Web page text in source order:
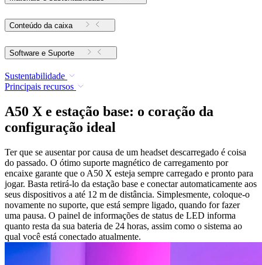
Conteúdo da caixa
Software e Suporte
Sustentabilidade
Principais recursos
A50 X e estação base: o coração da
configuração ideal
Ter que se ausentar por causa de um headset descarregado é coisa
do passado. O ótimo suporte magnético de carregamento por
encaixe garante que o A50 X esteja sempre carregado e pronto para
jogar. Basta retirá-lo da estação base e conectar automaticamente aos
seus dispositivos a até 12 m de distância. Simplesmente, coloque-o
novamente no suporte, que está sempre ligado, quando for fazer
uma pausa. O painel de informações de status de LED informa
quanto resta da sua bateria de 24 horas, assim como o sistema ao
qual você está conectado atualmente.